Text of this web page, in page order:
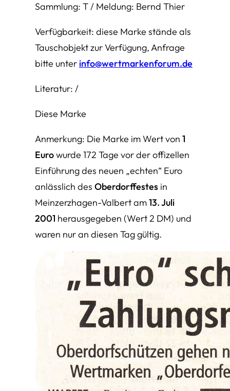
Sammlung: T / Meldung: Bernd Thier
Verfügbarkeit: diese Marke stände als
Tauschobjekt zur Verfügung, Anfrage
bitte unter info@wertmarkenforum.de
Literatur: /
Diese Marke
Anmerkung: Die Marke im Wert von 1
Eurowurde 172 Tage vor der offizellen
Einführung des neuen „echten“ Euro
anlässlich des Oberdorffestes in
Meinzerzhagen-Valbert am13. Juli
2001 herausgegeben (Wert 2 DM) und
waren nur an diesen Tag gültig.